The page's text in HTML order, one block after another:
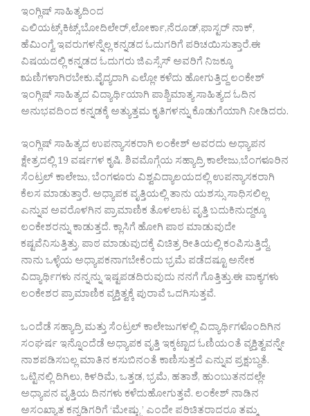
ಇಂಗ್ಲಿಷ್ ಸಾಹಿತ್ಯದಿಂದ
ಎಲಿಯಟ್ಸ್,ಕಿಟ್ಸ್,ಬೋದಿಲೇರ್,ಲೋರ್ಕಾ,ನೆರೂಡ್,ಫಾಸ್ಟರ್ ನಾಕ್,
ಹೆಮಿಂಗ್ವೆ ಇವರುಗಳನ್ನೆಲ್ಲ ಕನ್ನಡದ ಓದುಗರಿಗೆ ಪರಿಚಯಿಸುತ್ತಾರೆ.ಈ
ವಿಷಯದಲ್ಲಿ ಕನ್ನಡದ ಓದುಗರು ಜಿಎಸ್ಸೆಸ್ ಅವರಿಗೆ ನಿಜಕ್ಕೂ
ಋಣಿಗಳಾಗಿರಬೇಕು.ವೈದ್ಯರಾಗಿ ಎಲ್ಲೋ ಕಳೆದು ಹೋಗುತ್ತಿದ್ದ ಲಂಕೇಶ್
ಇಂಗ್ಲಿಷ್ ಸಾಹಿತ್ಯದ ವಿದ್ಯಾರ್ಥಿಯಾಗಿ ಪಾಶ್ಚಿಮಾತ್ಯ ಸಾಹಿತ್ಯದ ಓದಿನ
ಅನುಭವದಿಂದ ಕನ್ನಡಕ್ಕೆ ಅತ್ಯುತ್ತಮ ಕೃತಿಗಳನ್ನು ಕೊಡುಗೆಯಾಗಿ ನೀಡಿದರು.
ಇಂಗ್ಲಿಷ್ ಸಾಹಿತ್ಯದ ಉಪನ್ಯಾಸಕರಾಗಿ ಲಂಕೇಶ್ ಅವರದು ಅಧ್ಯಾಪನ
ಕ್ಷೇತ್ರದಲ್ಲಿ 19 ವರ್ಷಗಳ ಕೃಷಿ. ಶಿವಮೊಗ್ಗೆಯ ಸಹ್ಯಾದ್ರಿ ಕಾಲೇಜು,ಬೆಂಗಳೂರಿನ
ಸೆಂಟ್ರಲ್ ಕಾಲೇಜು, ಬೆಂಗಳೂರು ವಿಶ್ವವಿದ್ಯಾಲಯದಲ್ಲಿ ಉಪನ್ಯಾಸಕರಾಗಿ
ಕೆಲಸ ಮಾಡುತ್ತಾರೆ. ಅಧ್ಯಾಪಕ ವೃತ್ತಿಯಲ್ಲಿ ತಾನು ಯಶಸ್ಸು ಸಾಧಿಸಲಿಲ್ಲ
ಎನ್ನುವ ಅವರೊಳಗಿನ ಪ್ರಾಮಾಣಿಕ ತೊಳಲಾಟ ವೃತ್ತಿ ಬದುಕಿನುದ್ದಕ್ಕೂ
ಲಂಕೇಶರನ್ನು ಕಾಡುತ್ತದೆ. ಕ್ಲಾಸಿಗೆ ಹೋಗಿ ಪಾಠ ಮಾಡುವುದೇ
ಕಷ್ಟವೆನಿಸುತ್ತಿತ್ತು, ಪಾಠ ಮಾಡುವುದಕ್ಕೆ ವಿಚಿತ್ರ ರೀತಿಯಲ್ಲಿ ಕಂಪಿಸುತ್ತಿದ್ದೆ,
ನಾನು ಒಳ್ಳೆಯ ಅಧ್ಯಾಪಕನಾಗಬೇಕೆಂದು ಭ್ರಮೆ ಪಡೆದಷ್ಟೂ ಅನೇಕ
ವಿದ್ಯಾರ್ಥಿಗಳು ನನ್ನನ್ನು ಇಷ್ಟಪಡದಿರುವುದು ನನಗೆ ಗೊತ್ತಿತ್ತು.ಈ ವಾಕ್ಯಗಳು
ಲಂಕೇಶರ ಪ್ರಾಮಾಣಿಕ ವ್ಯಕ್ತಿತ್ವಕ್ಕೆ ಪುರಾವೆ ಒದಗಿಸುತ್ತವೆ.
ಒಂದೆಡೆ ಸಹ್ಯಾದ್ರಿ ಮತ್ತು ಸೆಂಟ್ರಲ್ ಕಾಲೇಜುಗಳಲ್ಲಿ ವಿದ್ಯಾರ್ಥಿಗಳೊಂದಿಗಿನ
ಸಂಘರ್ಷ ಇನ್ನೊಂದೆಡೆ ಅಧ್ಯಾಪಕ ವೃತ್ತಿ ಇಕ್ಕಟ್ಟಾದ ಓಣಿಯಂತೆ ವ್ಯಕ್ತಿತ್ವವನ್ನೇ
ನಾಶಪಡಿಸಬಲ್ಲ ಮಾತಿನ ಕಸುಬಿನಂತೆ ಕಾಣಿಸುತ್ತದೆ ಎನ್ನುವ ಪ್ರಕ್ಷುಬ್ಧತೆ.
ಒಟ್ಟಿನಲ್ಲಿ ದಿಗಿಲು, ಕಿಳರಿಮೆ, ಒತ್ತಡ, ಭ್ರಮೆ, ಹತಾಶೆ, ಹುಂಬುತನದಲ್ಲೇ
ಅಧ್ಯಾಪನ ವೃತ್ತಿಯ ದಿನಗಳು ಕಳೆದುಹೋಗುತ್ತವೆ. ಲಂಕೇಶ್ ನಾಡಿನ
ಅಸಂಖ್ಯಾತ ಕನ್ನಡಿಗರಿಗೆ ‘ಮೇಷ್ಟ್ರು’ ಎಂದೇ ಪರಿಚಿತರಾದರೂ ತಮ್ಮ